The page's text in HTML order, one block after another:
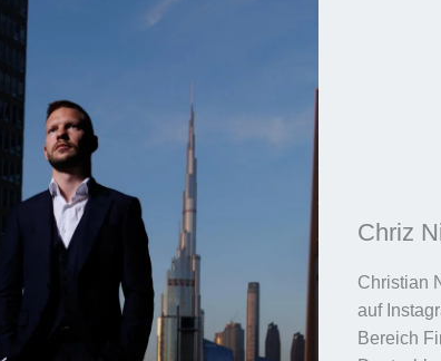
Chriz
Christian
auf
Bereich